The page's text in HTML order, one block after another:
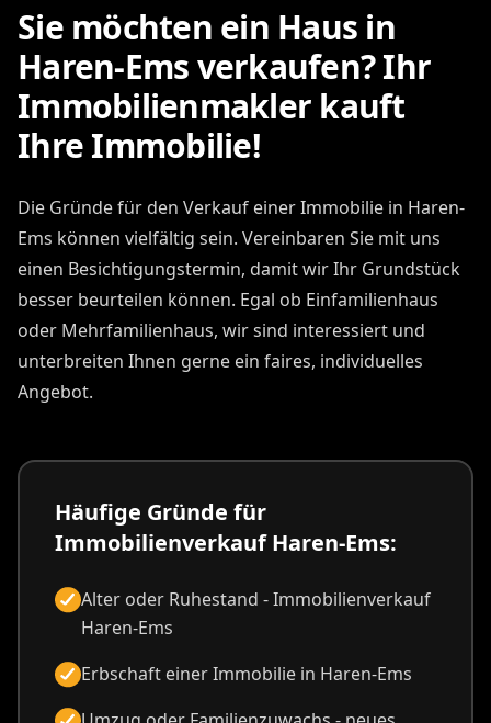
Sie möchten ein Haus in
Haren-Ems verkaufen? Ihr
Immobilienmakler kauft
Ihre Immobilie!
Die Gründe für den Verkauf einer Immobilie in Haren-
Ems können vielfältig sein. Vereinbaren Sie mit uns
einen Besichtigungstermin, damit wir Ihr Grundstück
besser beurteilen können. Egal ob Einfamilienhaus
oder Mehrfamilienhaus, wir sind interessiert und
unterbreiten Ihnen gerne ein faires, individuelles
Angebot.
Häufige Gründe für
Immobilienverkauf Haren-Ems:
Alter oder Ruhestand - Immobilienverkauf
Haren-Ems
Erbschaft einer Immobilie in Haren-Ems